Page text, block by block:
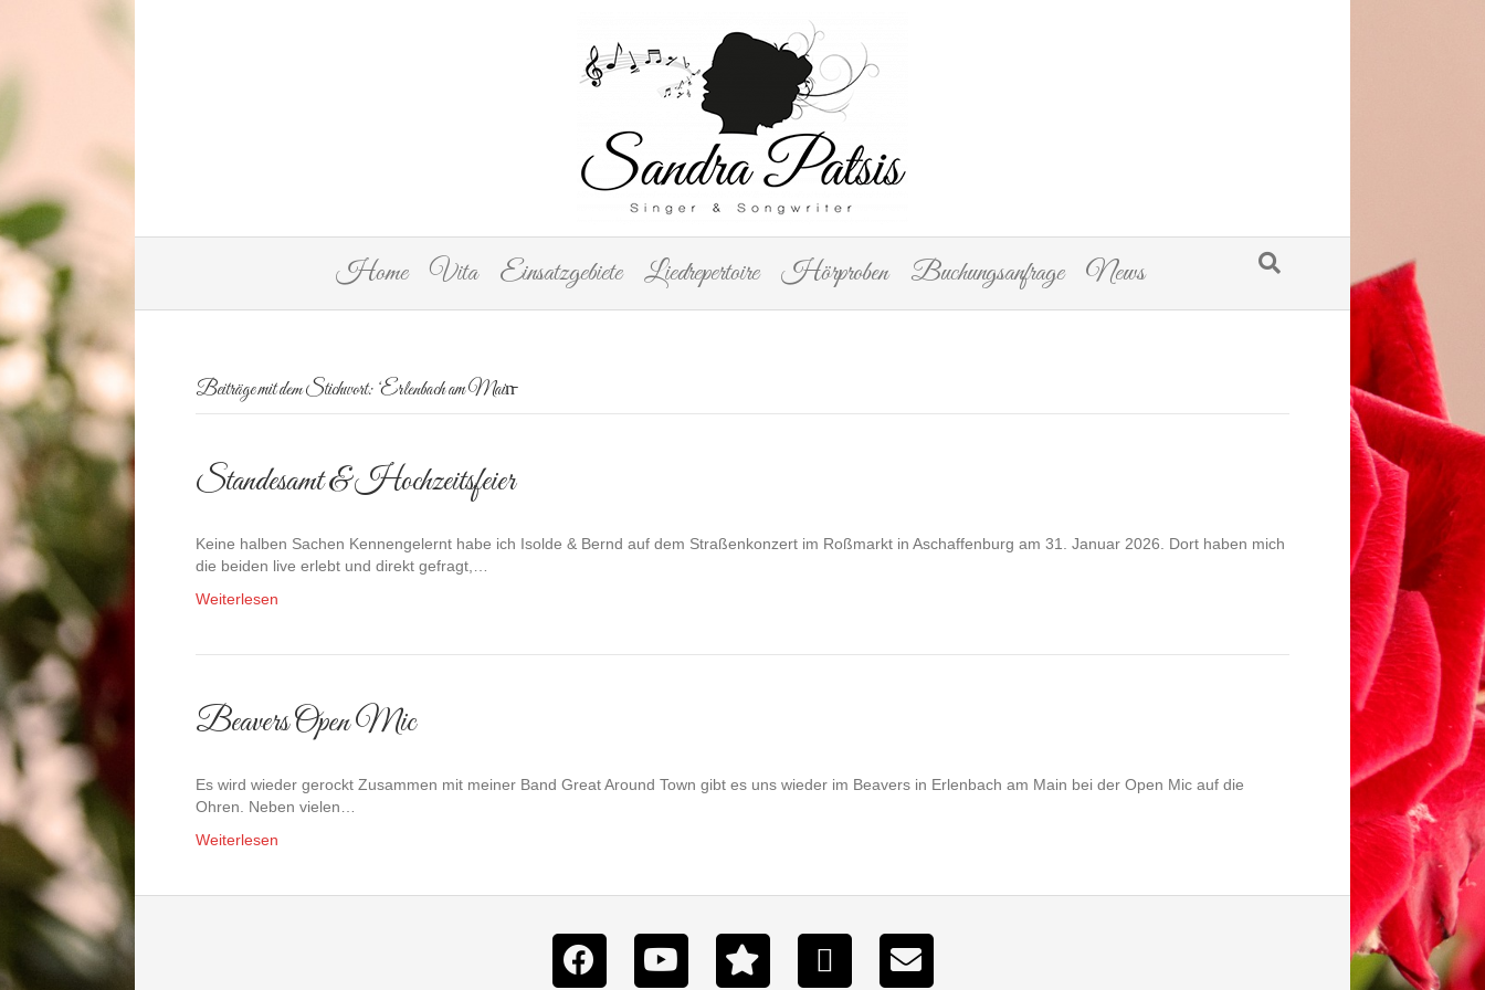
Home Vita Einsatzgebiete Liedrepertoire Hörproben Buchungsanfrage News
Beiträge mit dem Stichwort: ‘Erlenbach am Main̵
Standesamt & Hochzeitsfeier
Keine halben Sachen Kennengelernt habe ich Isolde & Bernd auf dem Straßenkonzert im Roßmarkt in Aschaffenburg am 31. Januar 2026. Dort haben mich
die beiden live erlebt und direkt gefragt,…
Weiterlesen
Beavers Open Mic
Es wird wieder gerockt Zusammen mit meiner Band Great Around Town gibt es uns wieder im Beavers in Erlenbach am Main bei der Open Mic auf die
Ohren. Neben vielen…
Weiterlesen